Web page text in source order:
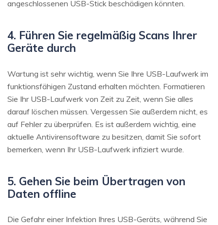
angeschlossenen USB-Stick beschädigen könnten.
4. Führen Sie regelmäßig Scans Ihrer
Geräte durch
Wartung ist sehr wichtig, wenn Sie Ihre USB-Laufwerk im
funktionsfähigen Zustand erhalten möchten. Formatieren
Sie Ihr USB-Laufwerk von Zeit zu Zeit, wenn Sie alles
darauf löschen müssen. Vergessen Sie außerdem nicht, es
auf Fehler zu überprüfen. Es ist außerdem wichtig, eine
aktuelle Antivirensoftware zu besitzen, damit Sie sofort
bemerken, wenn Ihr USB-Laufwerk infiziert wurde.
5. Gehen Sie beim Übertragen von
Daten offline
Die Gefahr einer Infektion Ihres USB-Geräts, während Sie